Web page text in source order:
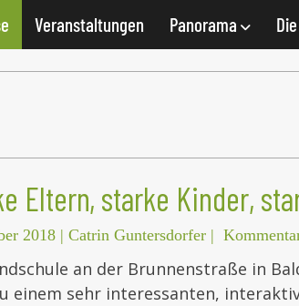
Veranstaltungen Panorama
Eltern, starke Kinder,
2018 | Catrin Guntersdorfer |
an der Brunnenstraße in
einem sehr interessanten,